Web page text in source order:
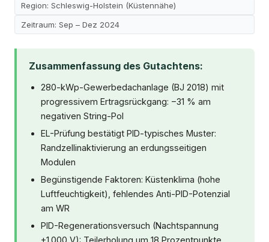
Region: Schleswig-Holstein (Küstennähe)
Zeitraum: Sep – Dez 2024
Zusammenfassung des Gutachtens:
280-kWp-Gewerbedachanlage (BJ 2018) mit
progressivem Ertragsrückgang: −31 % am
negativen String-Pol
EL-Prüfung bestätigt PID-typisches Muster:
Randzellinaktivierung an erdungsseitigen
Modulen
Begünstigende Faktoren: Küstenklima (hohe
Luftfeuchtigkeit), fehlendes Anti-PID-Potenzial
am WR
PID-Regenerationsversuch (Nachtspannung
+1.000 V): Teilerholung um 18 Prozentpunkte